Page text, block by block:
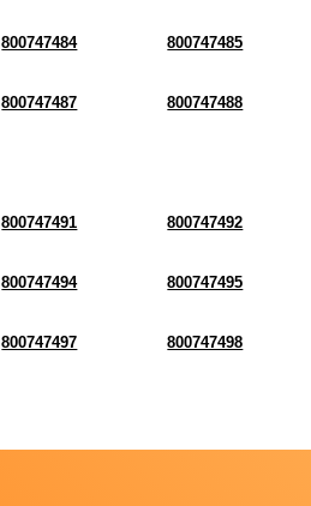
800747484 800747485
800747487 800747488
800747491 800747492
800747494 800747495
800747497 800747498